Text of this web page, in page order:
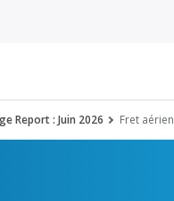
Report : Juin 2026 Fret aérien